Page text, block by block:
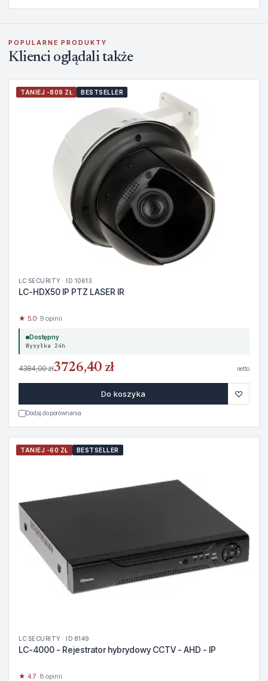
POPULARNE PRODUKTY
Klienci oglądali także
TANIEJ -809 ZŁ BESTSELLER
LC SECURITY · ID 10613
LC-HDX50 IP PTZ LASER IR
★ 5.0· 9 opinii
Dostępny
Wysyłka 24h
4384,00 zł3726,40 zł netto
Do koszyka ♡
Dodaj do porównania
TANIEJ -60 ZŁ BESTSELLER
LC SECURITY · ID 8149
LC-4000 - Rejestrator hybrydowy CCTV - AHD - IP
★ 4.7· 8 opinii